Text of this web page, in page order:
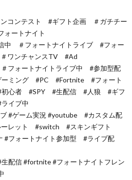
コンテスト #ギフト企画 ＃ガチチー
ートナイト
中 ＃フォートナイトライブ #フォー
＃ワンチャンスTV #Ad
ォートナイトライブ中 #参加型配
ミング #PC #Fortnite #フォート
心者 #SPY #生配信 #人狼 #ギフ
イブ中
#ゲーム実況 #youtube #カスタム配
レット #switch #スキンギフト
#フォートナイト参加型 #ライブ配
配信 #fortnite #フォートナイトフレン